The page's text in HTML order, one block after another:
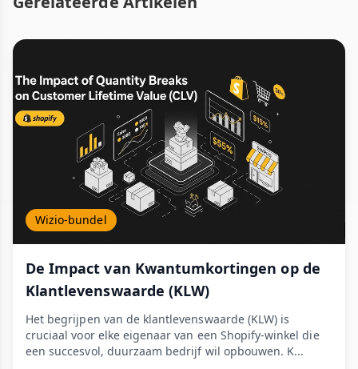
Wizio-bundel
De Impact van Kwantumkortingen op de
Klantlevenswaarde (KLW)
Het begrijpen van de klantlevenswaarde (KLW) is
cruciaal voor elke eigenaar van een Shopify-winkel die
een succesvol, duurzaam bedrijf wil opbouwen. K...